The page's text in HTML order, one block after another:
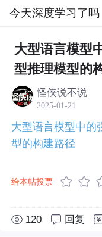
今天深度学习了吗
社区 今天深度
大型语言模型
型推理模型的
怪侠说不说
2025-01-21
大型语言模型中的
型的构建路径
给本帖投票
120 回复